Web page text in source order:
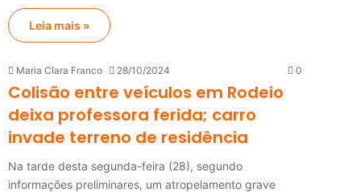
Leia mais »
Maria Clara Franco 28/10/2024 0
Colisão entre veículos em Rodeio
deixa professora ferida; carro
invade terreno de residência
Na tarde desta segunda-feira (28), segundo
informações preliminares, um atropelamento grave